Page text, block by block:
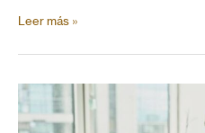
Leer más »